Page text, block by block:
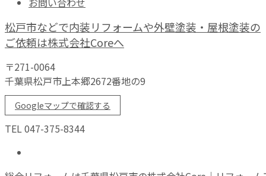
松戸市などで内装リフォームや外壁塗装・屋根塗装の
ご依頼は株式会社Coreへ
〒271-0064
千葉県松戸市上本郷2672番地の9
Googleマップで確認する
TEL 047-375-8344